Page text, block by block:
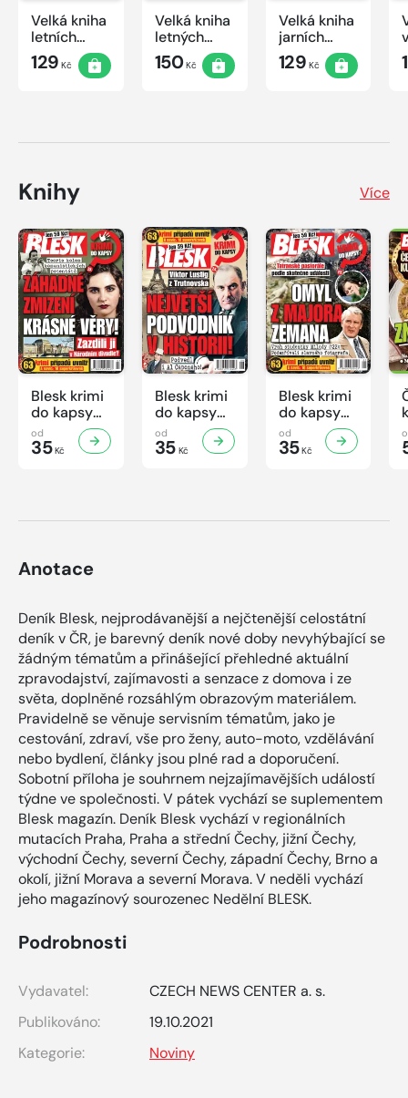
Velká kniha
letních
křížovek
2026
129 Kč
Velká kniha
letných
krížoviek s
TV JOJ
150Kč
Velká kniha
jarních
křížovek
2026
129 Kč
Knihy Více
Blesk krimi
do kapsy
č.7/2026
od
35Kč
Blesk krimi
do kapsy
č.6/2026
od
35Kč
Blesk krimi
do kapsy
č.5/2026
od
35Kč
Anotace
Deník Blesk, nejprodávanější a nejčtenější celostátní
deník v ČR, je barevný deník nové doby nevyhýbající se
žádným tématům a přinášející přehledné aktuální
zpravodajství, zajímavosti a senzace z domova i ze
světa, doplněné rozsáhlým obrazovým materiálem.
Pravidelně se věnuje servisním tématům, jako je
cestování, zdraví, vše pro ženy, auto-moto, vzdělávání
nebo bydlení, články jsou plné rad a doporučení.
Sobotní příloha je souhrnem nejzajímavějších událostí
týdne ve společnosti. V pátek vychází se suplementem
Blesk magazín. Deník Blesk vychází v regionálních
mutacích Praha, Praha a střední Čechy, jižní Čechy,
východní Čechy, severní Čechy, západní Čechy, Brno a
okolí, jižní Morava a severní Morava. V neděli vychází
jeho magazínový sourozenec Nedělní BLESK.
Podrobnosti
Vydavatel:
CZECH NEWS CENTER a. s.
Publikováno:
19.10.2021
Kategorie:
Noviny